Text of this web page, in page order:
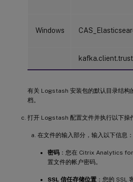
Windows
有关 Logstash 安装包的默认目录结构
档。
打开 Logstash 配置文件并执行以下操
在文件的输入部分，输入以下信息：
密码 ：您在 Citrix Analytics
置文件的帐户密码。
SSL 信任存储位置 ：您的 SSL